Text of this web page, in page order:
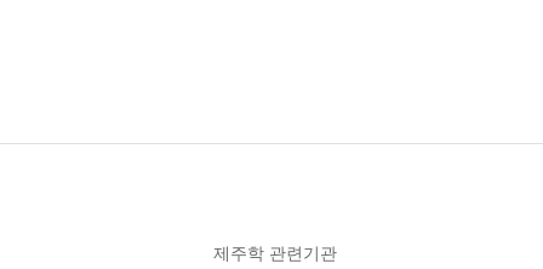
제주학 관련기관